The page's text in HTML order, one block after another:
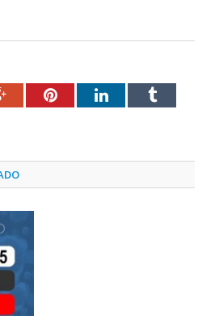
Google+PinterestLinkedInTumblr